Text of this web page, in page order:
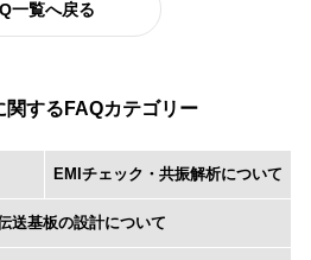
一覧へ戻る
関するFAQカテゴリー
EMIチェック・共振解析について
送基板の設計について